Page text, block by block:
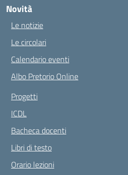
Novità
Le notizie
Le circolari
Calendario eventi
Albo Pretorio Online
Progetti
ICDL
Bacheca docenti
Libri di testo
Orario lezioni